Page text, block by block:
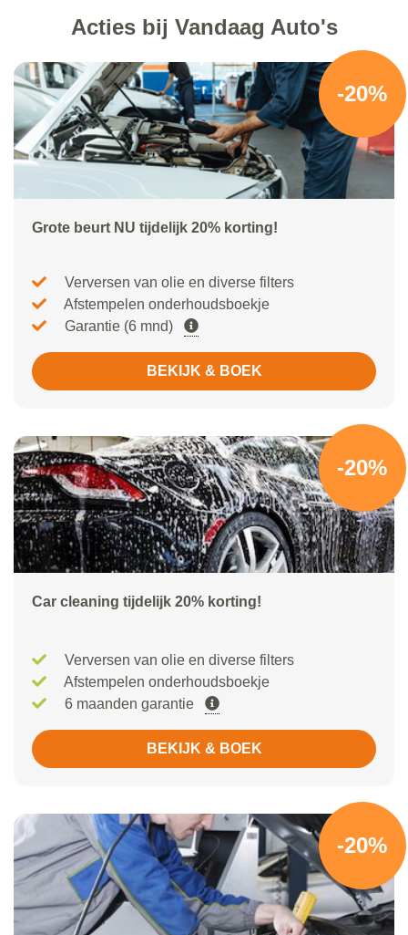
Acties bij Vandaag Auto's
-20%
Grote beurt NU tijdelijk 20% korting!
Verversen van olie en diverse filters
Afstempelen onderhoudsboekje
Garantie (6 mnd)
BEKIJK & BOEK
-20%
Car cleaning tijdelijk 20% korting!
Verversen van olie en diverse filters
Afstempelen onderhoudsboekje
6 maanden garantie
BEKIJK & BOEK
-20%